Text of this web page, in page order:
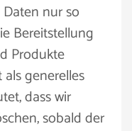
nur so
Bereitstellung
Produkte
generelles
dass wir
sobald der